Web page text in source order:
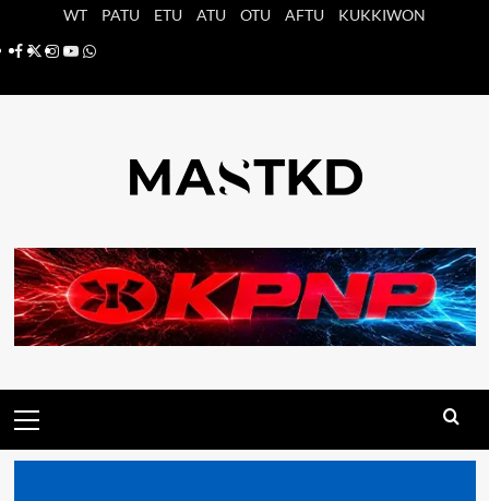
WT PATU ETU ATU OTU AFTU
KUKKIWON
Facebook
X Instagram
YouTube
Whatsapp
principal